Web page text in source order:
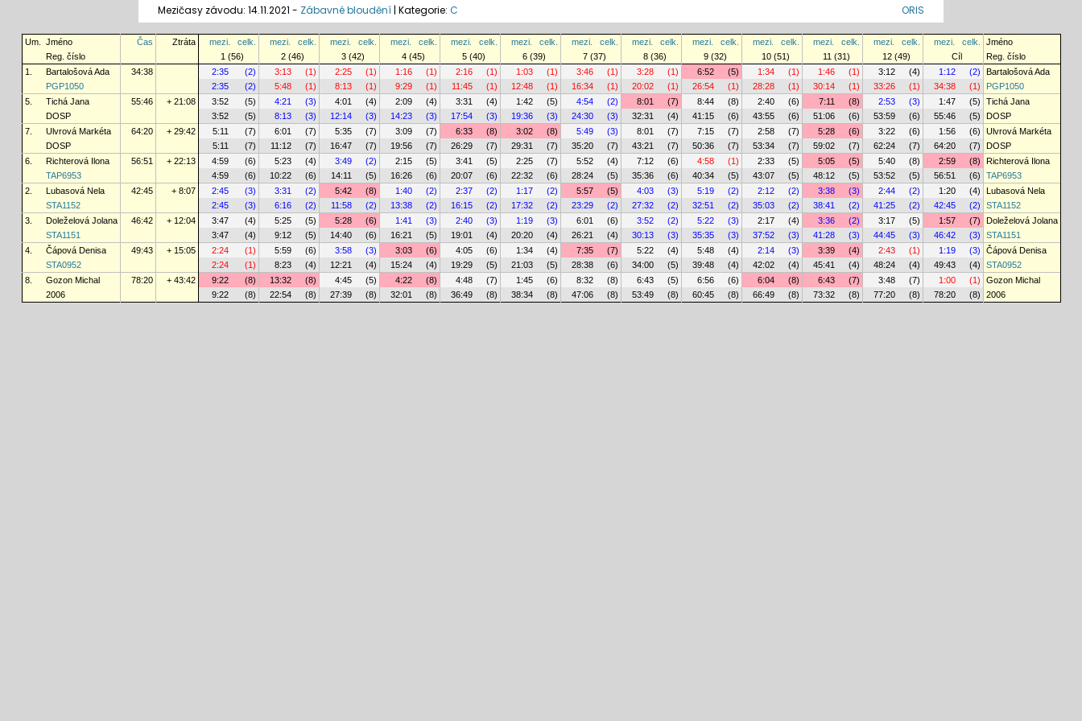
Mezičasy závodu: 14.11.2021 - Zábavné bloudění | Kategorie: C ORIS
Um. Jméno Čas Ztráta mezi. celk. mezi. celk. mezi. celk. mezi. celk. mezi. celk. mezi. celk. mezi. celk. mezi. celk. mezi. celk. mezi. celk. mezi. celk. mezi. celk. mezi. celk.
Jméno
Reg. číslo
1 (56) 2 (46) 3 (42) 4 (45) 5 (40) 6 (39) 7 (37) 8 (36) 9 (32) 10 (51) 11 (31) 12 (49) Cíl
Reg. číslo
1.
Bartalošová Ada 34:38 2:35 (2) 3:13 (1) 2:25 (1) 1:16 (1) 2:16 (1) 1:03 (1) 3:46 (1) 3:28 (1) 6:52 (5) 1:34 (1) 1:46 (1) 3:12 (4) 1:12 (2)
Bartalošová Ada
PGP1050
2:35 (2) 5:48 (1) 8:13 (1) 9:29 (1) 11:45 (1) 12:48 (1) 16:34 (1) 20:02 (1) 26:54 (1) 28:28 (1) 30:14 (1) 33:26 (1) 34:38 (1)
PGP1050
5.
Tichá Jana 55:46 + 21:08 3:52 (5) 4:21 (3) 4:01 (4) 2:09 (4) 3:31 (4) 1:42 (5) 4:54 (2) 8:01 (7) 8:44 (8) 2:40 (6) 7:11 (8) 2:53 (3) 1:47 (5)
Tichá Jana
DOSP
3:52 (5) 8:13 (3) 12:14 (3) 14:23 (3) 17:54 (3) 19:36 (3) 24:30 (3) 32:31 (4) 41:15 (6) 43:55 (6) 51:06 (6) 53:59 (6) 55:46 (5)
DOSP
7.
Ulvrová Markéta 64:20 + 29:42 5:11 (7) 6:01 (7) 5:35 (7) 3:09 (7) 6:33 (8) 3:02 (8) 5:49 (3) 8:01 (7) 7:15 (7) 2:58 (7) 5:28 (6) 3:22 (6) 1:56 (6)
Ulvrová Markéta
DOSP
5:11 (7) 11:12 (7) 16:47 (7) 19:56 (7) 26:29 (7) 29:31 (7) 35:20 (7) 43:21 (7) 50:36 (7) 53:34 (7) 59:02 (7) 62:24 (7) 64:20 (7)
DOSP
6.
Richterová Ilona 56:51 + 22:13 4:59 (6) 5:23 (4) 3:49 (2) 2:15 (5) 3:41 (5) 2:25 (7) 5:52 (4) 7:12 (6) 4:58 (1) 2:33 (5) 5:05 (5) 5:40 (8) 2:59 (8)
Richterová Ilona
TAP6953
4:59 (6) 10:22 (6) 14:11 (5) 16:26 (6) 20:07 (6) 22:32 (6) 28:24 (5) 35:36 (6) 40:34 (5) 43:07 (5) 48:12 (5) 53:52 (5) 56:51 (6)
TAP6953
2.
Lubasová Nela 42:45 + 8:07 2:45 (3) 3:31 (2) 5:42 (8) 1:40 (2) 2:37 (2) 1:17 (2) 5:57 (5) 4:03 (3) 5:19 (2) 2:12 (2) 3:38 (3) 2:44 (2) 1:20 (4)
Lubasová Nela
STA1152
2:45 (3) 6:16 (2) 11:58 (2) 13:38 (2) 16:15 (2) 17:32 (2) 23:29 (2) 27:32 (2) 32:51 (2) 35:03 (2) 38:41 (2) 41:25 (2) 42:45 (2)
STA1152
3.
Doleželová Jolana 46:42 + 12:04 3:47 (4) 5:25 (5) 5:28 (6) 1:41 (3) 2:40 (3) 1:19 (3) 6:01 (6) 3:52 (2) 5:22 (3) 2:17 (4) 3:36 (2) 3:17 (5) 1:57 (7)
Doleželová Jolana
STA1151
3:47 (4) 9:12 (5) 14:40 (6) 16:21 (5) 19:01 (4) 20:20 (4) 26:21 (4) 30:13 (3) 35:35 (3) 37:52 (3) 41:28 (3) 44:45 (3) 46:42 (3)
STA1151
4.
Čápová Denisa 49:43 + 15:05 2:24 (1) 5:59 (6) 3:58 (3) 3:03 (6) 4:05 (6) 1:34 (4) 7:35 (7) 5:22 (4) 5:48 (4) 2:14 (3) 3:39 (4) 2:43 (1) 1:19 (3)
Čápová Denisa
STA0952
2:24 (1) 8:23 (4) 12:21 (4) 15:24 (4) 19:29 (5) 21:03 (5) 28:38 (6) 34:00 (5) 39:48 (4) 42:02 (4) 45:41 (4) 48:24 (4) 49:43 (4)
STA0952
8.
Gozon Michal 78:20 + 43:42 9:22 (8) 13:32 (8) 4:45 (5) 4:22 (8) 4:48 (7) 1:45 (6) 8:32 (8) 6:43 (5) 6:56 (6) 6:04 (8) 6:43 (7) 3:48 (7) 1:00 (1)
Gozon Michal
2006
9:22 (8) 22:54 (8) 27:39 (8) 32:01 (8) 36:49 (8) 38:34 (8) 47:06 (8) 53:49 (8) 60:45 (8) 66:49 (8) 73:32 (8) 77:20 (8) 78:20 (8) 2006